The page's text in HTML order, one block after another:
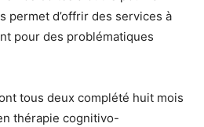
permet d’offrir des services à
pour des problématiques
tous deux complété huit mois
thérapie cognitivo-